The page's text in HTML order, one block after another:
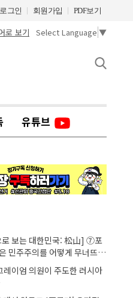
로그인 회원가입 PDF보기
로 보기 Select Language ▼
유튜브
로 보는 대한민국: 松山] ⑦포
민주주의를 어떻게 무너뜨리
레이엄 의원이 주도한 러시아